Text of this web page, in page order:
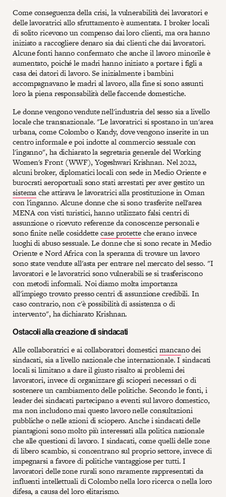
Come conseguenza della crisi, la vulnerabilità dei lavoratori e
delle lavoratrici allo sfruttamento è aumentata. I broker locali
di solito ricevono un compenso dai loro clienti, ma ora hanno
iniziato a raccogliere denaro sia dai clienti che dai lavoratori.
Alcune fonti hanno confermato che anche il lavoro minorile è
aumentato, poiché le madri hanno iniziato a portare i figli a
casa dei datori di lavoro. Se inizialmente i bambini
accompagnavano le madri al lavoro, alla fine si sono assunti
loro la piena responsabilità delle faccende domestiche.
Le donne vengono vendute nell'industria del sesso sia a livello
locale che transnazionale. "Le lavoratrici si spostano in un'area
urbana, come Colombo o Kandy, dove vengono inserite in un
centro informale e poi indotte al commercio sessuale con
l'inganno", ha dichiarato la segretaria generale del Working
Women's Front (WWF), Yogeshwari Krishnan. Nel 2022,
alcuni broker, diplomatici locali con sede in Medio Oriente e
burocrati aeroportuali sono stati arrestati per aver gestito un
sistemache attirava le lavoratrici alla prostituzione in Oman
con l'inganno. Alcune donne che si sono trasferite nell'area
MENA con visti turistici, hanno utilizzato falsi centri di
assunzione o ricevuto referenze da conoscenze personali e
sono finite nelle cosiddettecase protetteche erano invece
luoghi di abuso sessuale. Le donne che si sono recate in Medio
Oriente e Nord Africa con la speranza di trovare un lavoro
sono state vendute all'asta per entrare nel mercato del sesso. "I
lavoratori e le lavoratrici sono vulnerabili se si trasferiscono
con metodi informali. Noi diamo molta importanza
all'impiego trovato presso centri di assunzione credibili. In
caso contrario, non c'è possibilità di assistenza o di
intervento", ha dichiarato Krishnan.
Ostacoli alla creazione di sindacati
Alle collaboratrici e ai collaboratori domesticimancano dei
sindacati, sia a livello nazionale che internazionale. I sindacati
locali si limitano a dare il giusto risalto ai problemi dei
lavoratori, invece di organizzare gli scioperi necessari o di
sostenere un cambiamento delle politiche. Secondo le fonti, i
leader dei sindacati partecipano a eventi sul lavoro domestico,
ma non includono mai questo lavoro nelle consultazioni
pubbliche o nelle azioni di sciopero. Anche i sindacati delle
piantagioni sono molto più interessati alla politica nazionale
che alle questioni di lavoro. I sindacati, come quelli delle zone
di libero scambio, si concentrano sul proprio settore, invece di
impegnarsi a favore di politiche vantaggiose per tutti. I
lavoratori delle zone rurali sono raramente rappresentati da
influenti intellettuali di Colombo nella loro ricerca o nella loro
difesa, a causa del loro elitarismo.